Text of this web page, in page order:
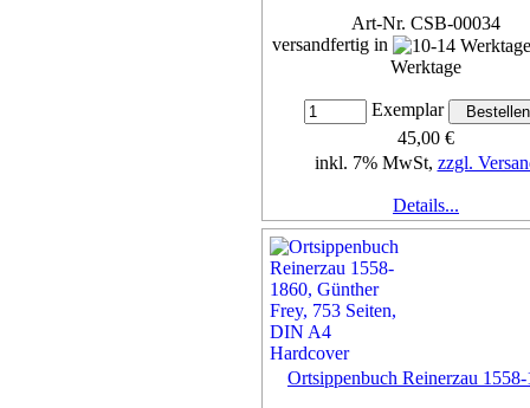
Art-Nr. CSB-00034
versandfertig in
Werktage
Exemplar
45,00 €
inkl. 7% MwSt, zzgl.
Details...
Ortsippenbuch Reinerzau